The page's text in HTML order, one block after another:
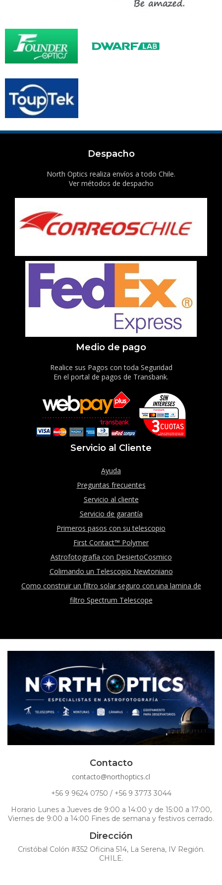
Despacho
North Optics realiza envíos a todo Chile.
Ver métodos de despacho
Medio de pago
Realice sus Pagos con toda Seguridad
En el portal de pagos de Transbank.
Servicio al Cliente
Ayuda
Preguntas frecuentes
Servicio al cliente
Servicio de garantía
Primeros pasos con su telescopio
First Contact™ Polymer
Astrofotografía con DesiertoCosmico
Colimando un Telescopio Newtoniano
Como construir un filtro solar seguro con una lamina de
filtro Spectrum Telescope
Contacto
contacto@northoptics.cl
+56 9 9624 0750 / +56 9 3773 3044
Horario Lunes a Jueves de 9:00 a 14:00 y de 15:00 a 17:00,
Viernes de 9:00 a 14:00 Fines de semana y festivos cerrado.
Dirección
Cristóbal Colón #352 Oficina 514, La Serena, IV Región.
CHILE.